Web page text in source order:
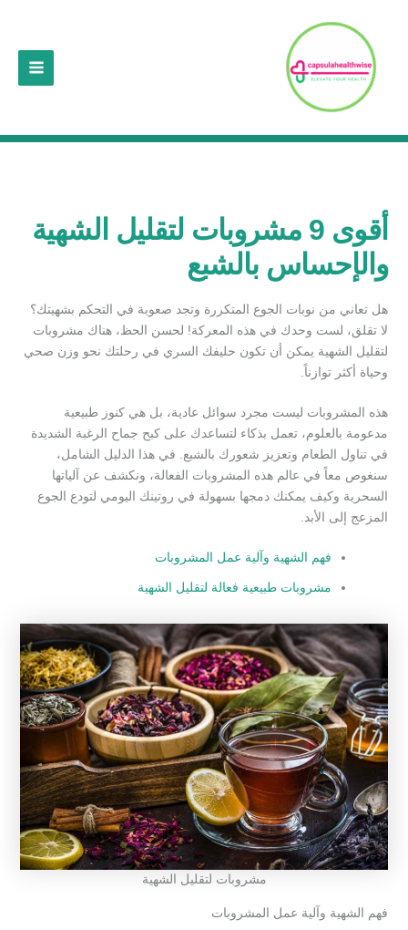
المحتوى
أقوى 9 مشروبات لتقليل الشهية
والإحساس بالشبع
هل تعاني من نوبات الجوع المتكررة وتجد صعوبة في التحكم بشهيتك؟
لا تقلق، لست وحدك في هذه المعركة! لحسن الحظ، هناك مشروبات
لتقليل الشهية يمكن أن تكون حليفك السري في رحلتك نحو وزن صحي
وحياة أكثر توازناً.
هذه المشروبات ليست مجرد سوائل عادية، بل هي كنوز طبيعية
مدعومة بالعلوم، تعمل بذكاء لتساعدك على كبح جماح الرغبة الشديدة
في تناول الطعام وتعزيز شعورك بالشبع. في هذا الدليل الشامل،
سنغوص معاً في عالم هذه المشروبات الفعالة، ونكشف عن آلياتها
السحرية وكيف يمكنك دمجها بسهولة في روتينك اليومي لتودع الجوع
المزعج إلى الأبد.
فهم الشهية وآلية عمل المشروبات
مشروبات طبيعية فعالة لتقليل الشهية
مشروبات لتقليل الشهية
فهم الشهية وآلية عمل المشروبات